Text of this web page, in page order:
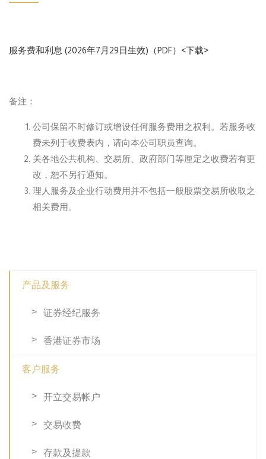
服务费和利息 (2026年7月29日生效)（PDF）<下载>
备注：
公司保留不时修订或增设任何服务费用之权利。若服务收
费未列于收费表内，请向本公司职员查询。
关各地公共机构、交易所、政府部门等厘定之收费若有更
改，恕不另行通知。
理人服务及企业行动费用并不包括一般股票交易所收取之
相关费用。
产品及服务
证券经纪服务
香港证券市场
客户服务
开立交易帐户
交易收费
存款及提款